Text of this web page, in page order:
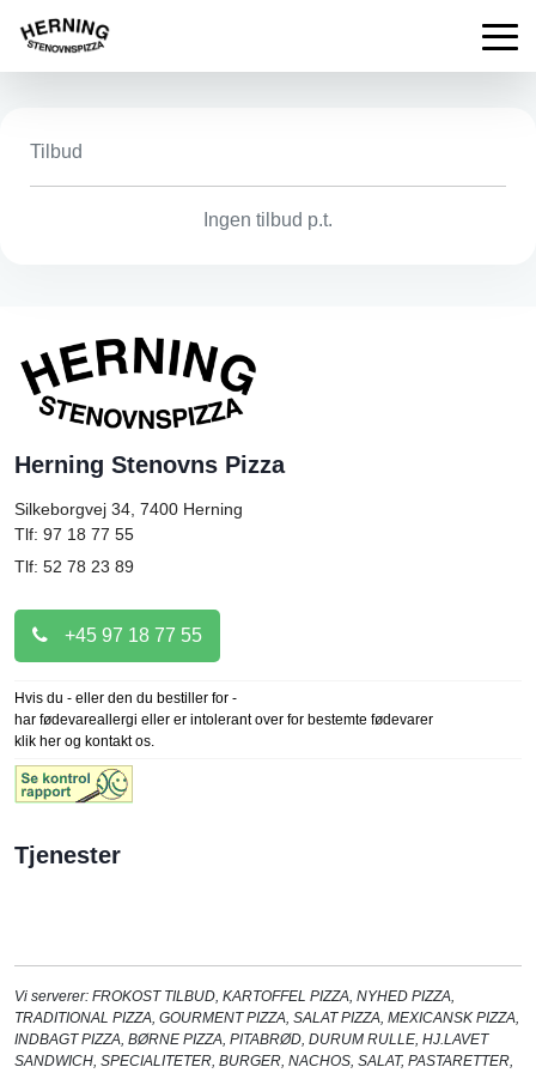
Tilbud
Ingen tilbud p.t.
Herning Stenovns Pizza
Silkeborgvej 34, 7400 Herning
Tlf: 97 18 77 55
Tlf: 52 78 23 89
+45 97 18 77 55
Hvis du - eller den du bestiller for -
har fødevareallergi eller er intolerant over for bestemte fødevarer
klik her og kontakt os.
Tjenester
Vi serverer: FROKOST TILBUD, KARTOFFEL PIZZA, NYHED PIZZA,
TRADITIONAL PIZZA, GOURMENT PIZZA, SALAT PIZZA, MEXICANSK PIZZA,
INDBAGT PIZZA, BØRNE PIZZA, PITABRØD, DURUM RULLE, HJ.LAVET
SANDWICH, SPECIALITETER, BURGER, NACHOS, SALAT, PASTARETTER,